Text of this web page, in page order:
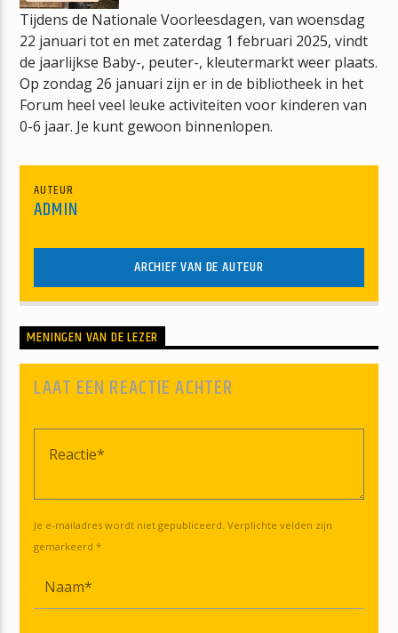
mz-radio
Tijdens de Nationale Voorleesdagen, van woensdag
22 januari tot en met zaterdag 1 februari 2025, vindt
de jaarlijkse Baby-, peuter-, kleutermarkt weer plaats.
Op zondag 26 januari zijn er in de bibliotheek in het
Forum heel veel leuke activiteiten voor kinderen van
0-6 jaar. Je kunt gewoon binnenlopen.
AUTEUR
ADMIN
ARCHIEF VAN DE AUTEUR
MENINGEN VAN DE LEZER
LAAT EEN REACTIE ACHTER
Je e-mailadres wordt niet gepubliceerd. Verplichte velden zijn
gemarkeerd *